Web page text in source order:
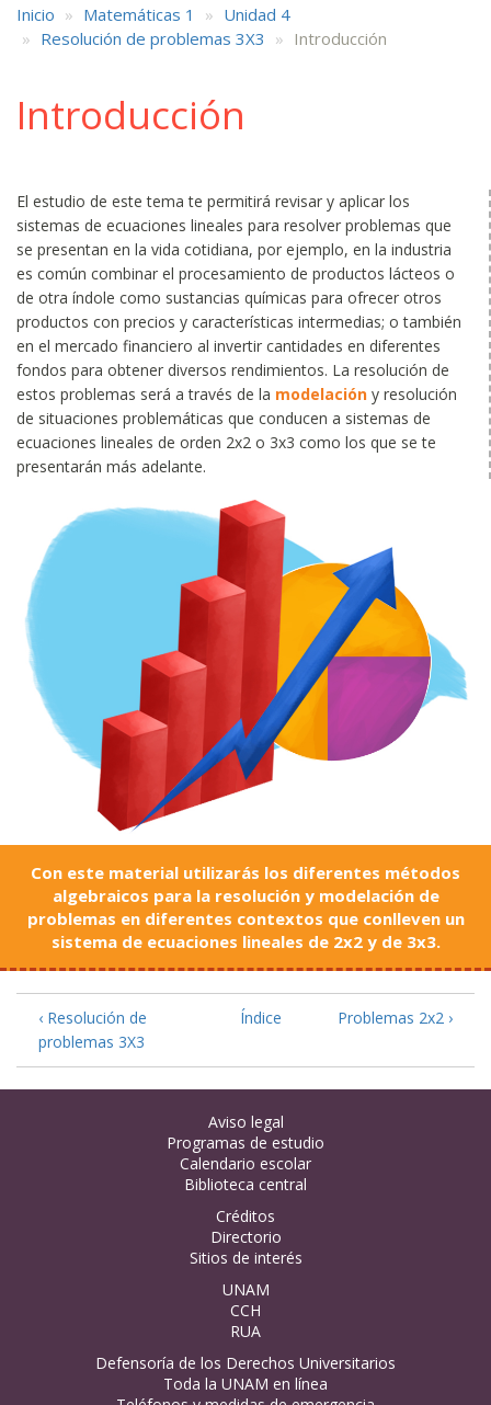
Inicio Matemáticas 1
Unidad 4
Resolución de problemas 3X3
Introducción
Introducción
El estudio de este tema te permitirá revisar y aplicar los
sistemas de ecuaciones lineales para resolver problemas que
se presentan en la vida cotidiana, por ejemplo, en la industria
es común combinar el procesamiento de productos lácteos o
de otra índole como sustancias químicas para ofrecer otros
productos con precios y características intermedias; o también
en el mercado financiero al invertir cantidades en diferentes
fondos para obtener diversos rendimientos. La resolución de
estos problemas será a través de la modelación y resolución
de situaciones problemáticas que conducen a sistemas de
ecuaciones lineales de orden 2x2 o 3x3 como los que se te
presentarán más adelante.
Con este material utilizarás los diferentes métodos
algebraicos para la resolución y modelación de
problemas en diferentes contextos que conlleven un
sistema de ecuaciones lineales de 2x2 y de 3x3.
‹ Resolución de
problemas 3X3
Índice Problemas 2x2 ›
Aviso legal
Programas de estudio
Calendario escolar
Biblioteca central
Créditos
Directorio
Sitios de interés
UNAM
CCH
RUA
Defensoría de los Derechos Universitarios
Toda la UNAM en línea